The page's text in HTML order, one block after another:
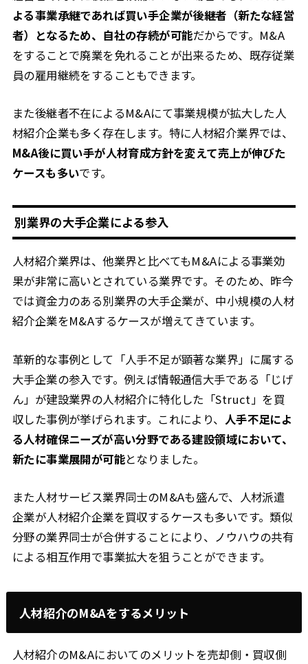
よる事業承継であれば買い手企業が後継者（新たな経営
者）となるため、自社の存続が可能だからです。M&A
をすることで廃業を免れることが出来るため、既存従業
員の雇用継続をすることもできます。
また後継者不在によるM&Aにて事業規模が拡大した人
材紹介企業も多く存在します。特に人材紹介業界では、
M&A後に買い手が人材育成方針を変えて売上が伸びた
ケースも多いです。
別業界の大手企業による参入
人材紹介業界は、他業界と比べてもM&Aによる事業効
果が非常に高いとされている業界です。そのため、昨今
では資金力のある別業界の大手企業が、中小規模の人材
紹介企業をM&Aするケースが増えてきています。
革新的な事例として「人手不足が顕著な業界」に属する
大手企業の参入です。例えば情報通信大手である「じげ
ん」が建設業界の人材紹介に特化した「Struct」を買
収した事例が挙げられます。これにより、 人手不足によ
る人材確保ニーズが高い分野である建設領域において、
新たに事業展開が可能となりました。
また人材サービス業界同士のM&Aも盛んで、人材派遣
企業が人材紹介企業を買収するケースも多いです。類似
分野の業界同士が合併することにより、ノウハウの共有
による相互作用で事業拡大を狙うことができます。
人材紹介のM&Aをするメリット
人材紹介のM&Aにおいてのメリットを売却側・買収側